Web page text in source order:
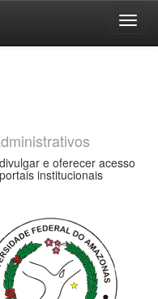
e oferecer acesso
institucionais